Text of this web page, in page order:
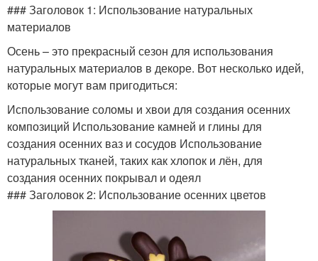
### Заголовок 1: Использование натуральных
материалов
Осень – это прекрасный сезон для использования
натуральных материалов в декоре. Вот несколько идей,
которые могут вам пригодиться:
Использование соломы и хвои для создания осенних
композиций Использование камней и глины для
создания осенних ваз и сосудов Использование
натуральных тканей, таких как хлопок и лён, для
создания осенних покрывал и одеял
### Заголовок 2: Использование осенних цветов